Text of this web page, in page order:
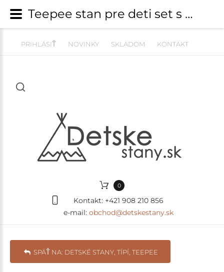
PRIHLÁSIŤ NOVINKY SKLADOM KONTAKT
0
Kontakt: +421 908 210 856
e-mail: obchod@detskestany.sk
SPÄŤ NA: DETSKÉ STANY, TÍPÍ, TEEPEE
Teepee stan pre deti set s príslušenstvom - jemná hmla s pompoms | Detské tee-pee stany do izby | detskestany.sk